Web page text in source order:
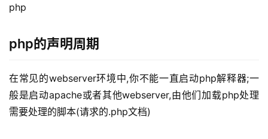
php
php的声明周期
在常见的webserver环境中,你不能一直启动php解释器;一
般是启动apache或者其他webserver,由他们加载php处理
需要处理的脚本(请求的.php文档)